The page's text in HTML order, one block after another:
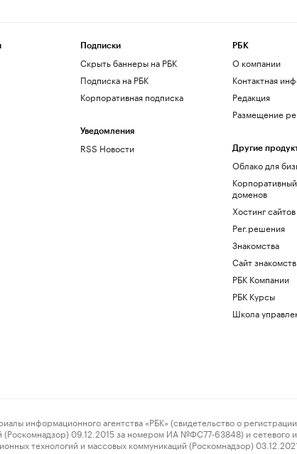
Подписки
Скрыть баннеры на РБК
Подписка на РБК
Корпоративная подписка
Уведомления
RSS Новости
РБК
О компании
Контактная
Редакция
Размещение
Другие
Облако для
доменов
Хостинг сайтов
Рег.решения
Знакомства
Сайт
РБК Компании
РБК Курсы
Школа
агентства «РБК» (свидетельство о
09.12.2015 за номером ИА №ФС77-63848) и сетевого
технологий и массовых коммуникаций (Роскомнадзор)